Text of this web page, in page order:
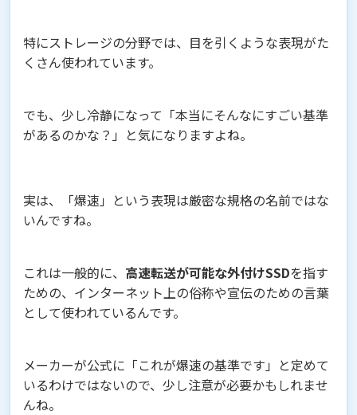
特にストレージの分野では、目を引くような表現がた
くさん使われています。
でも、少し冷静になって「本当にそんなにすごい基準
があるのかな？」と気になりますよね。
実は、「爆速」という表現は厳密な規格の名前ではな
いんですね。
これは一般的に、 高速転送が可能な外付けSSDを指す
ための、インターネット上の俗称や宣伝のための言葉
として使われているんです。
メーカーが公式に「これが爆速の基準です」と定めて
いるわけではないので、少し注意が必要かもしれませ
んね。